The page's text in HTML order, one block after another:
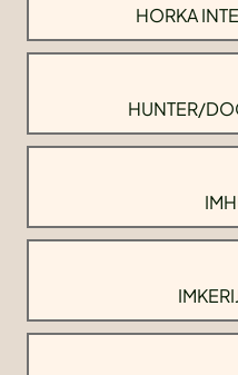
HORKA
HUNTER/